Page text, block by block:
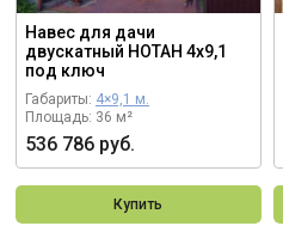
Навес для дачи
двускатный НОТАН 4х9,1
под ключ
Габариты: 4×9,1 м.
Площадь: 36 м²
536 786 руб.
Купить